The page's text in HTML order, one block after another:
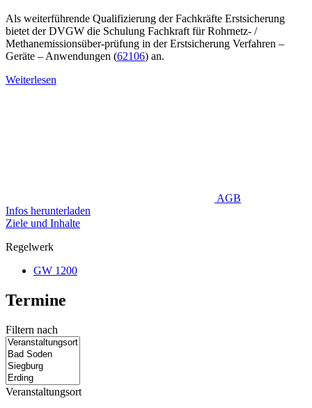
Als weiterführende Qualifizierung der Fachkräfte Erstsicherung
bietet der DVGW die Schulung Fachkraft für Rohrnetz- /
Methanemissionsüber-prüfung in der Erstsicherung Verfahren –
Geräte – Anwendungen (62106) an.
Weiterlesen
AGB
Infos herunterladen
Ziele und Inhalte
Regelwerk
GW 1200
Termine
Filtern nach
Veranstaltungsort